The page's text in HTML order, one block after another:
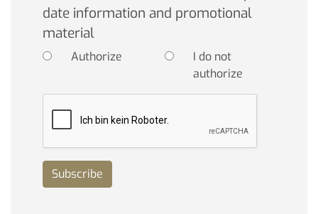
date information and promotional
material
Authorize
I do not
authorize
Subscribe